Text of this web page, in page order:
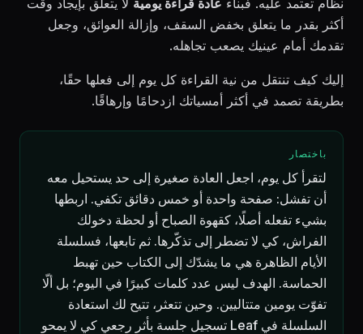
نظام تعتمد عليه. فبناء عادة قراءة يومية لا يتعلق بإيجاد وقت
أكثر بقدر ما يتعلق بخفض السقف، وإزالة العوائق، وجعل
تقدمك أمام عينيك يصعب تجاهله.
إليك كيف تنتقل من نية القراءة كل يوم إلى فعلها حقًا،
بطريقة تصمد في أكثر أمسياتك ازدحامًا وإرهاقًا.
باختصار
لتقرأ كل يوم، اجعل العادة صغيرة إلى حد يستحيل معه
أن تفشل: صفحة واحدة أو خمس دقائق تكفي. اربطها
بشيء تفعله أصلًا، كقهوة الصباح أو لحظة دخولك
الفراش، كي لا تضطر إلى تذكّرها. ثم تابعها، فسلسلة
الأيام الظاهرة هي ما يشدّك إلى الكتاب حين تهبط
الحماسة. الهدف ليس عدد كلمات كبيرًا في اليوم؛ بل ألّا
تفوّت يومين متتاليين. وحين تتعثر، تتيح لك استعادة
السلسلة في Leaf تسجيل جلسة بأثر رجعي كي لا يمحو